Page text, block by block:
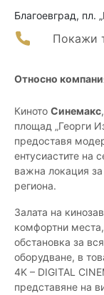
Благоевград, пл.
Покажи
Относно
Киното Синемакс
площад „Георги
предоставя
ентусиастите на
важна локация
региона.
Залата на
комфортни
обстановка за
оборудване, в
4K – DIGITAL
представяне на